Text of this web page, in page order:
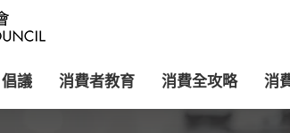
倡議 消費者教育 消費全攻略 消